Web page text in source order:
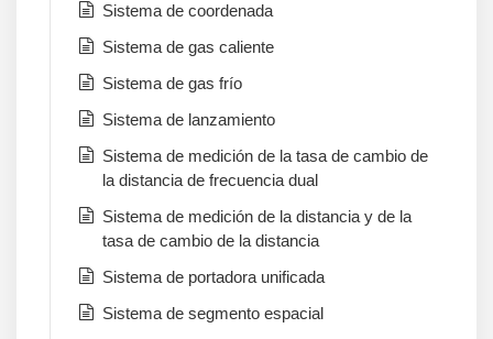
Sistema de coordenada
Sistema de gas caliente
Sistema de gas frío
Sistema de lanzamiento
Sistema de medición de la tasa de cambio de
la distancia de frecuencia dual
Sistema de medición de la distancia y de la
tasa de cambio de la distancia
Sistema de portadora unificada
Sistema de segmento espacial